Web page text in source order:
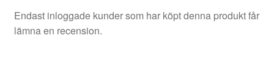
Endast inloggade kunder som har köpt denna produkt får
lämna en recension.